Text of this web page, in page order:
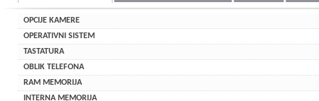
OPCIJE KAMERE
OPERATIVNI SISTEM
TASTATURA
OBLIK TELEFONA
RAM MEMORIJA
INTERNA MEMORIJA